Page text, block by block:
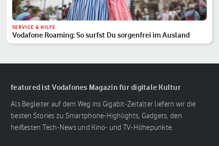
SERVICE & HILFE
Vodafone Roaming: So surfst Du sorgenfrei im Ausland
featured ist Vodafones Magazin für digitale Kultur
Als Begleiter auf dem Weg ins Gigabit-Zeitalter liefern wir die
besten Stories zu Smartphone-Highlights, Gadgets, den
heißesten Tech-News und Kino- und TV-Höhepunkte.